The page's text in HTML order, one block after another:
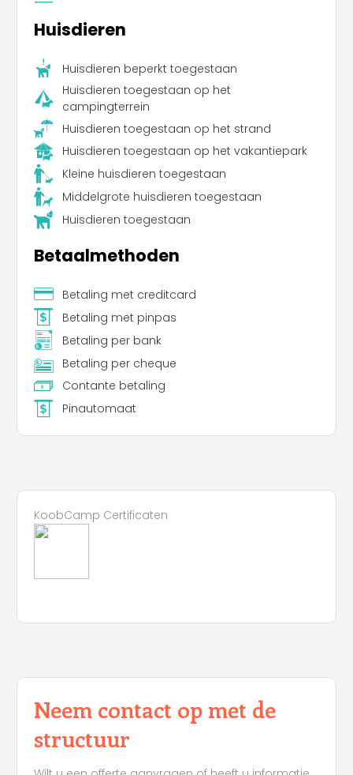
Huisdieren
Huisdieren beperkt toegestaan
Huisdieren toegestaan op het
campingterrein
Huisdieren toegestaan op het strand
Huisdieren toegestaan op het vakantiepark
Kleine huisdieren toegestaan
Middelgrote huisdieren toegestaan
Huisdieren toegestaan
Betaalmethoden
Betaling met creditcard
Betaling met pinpas
Betaling per bank
Betaling per cheque
Contante betaling
Pinautomaat
KoobCamp Certificaten
Neem contact op met de
structuur